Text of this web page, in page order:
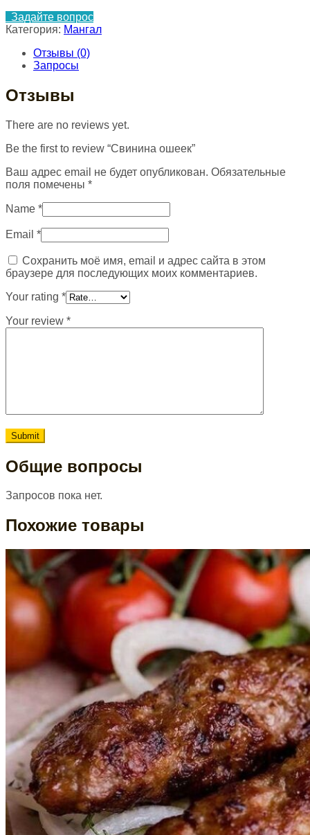
Задайте вопрос
Категория: Мангал
Отзывы (0)
Запросы
Отзывы
There are no reviews yet.
Be the first to review “Свинина ошеек”
Ваш адрес email не будет опубликован. Обязательные
поля помечены *
Name *
Email *
Сохранить моё имя, email и адрес сайта в этом
браузере для последующих моих комментариев.
Your rating *
Your review *
Общие вопросы
Запросов пока нет.
Похожие товары